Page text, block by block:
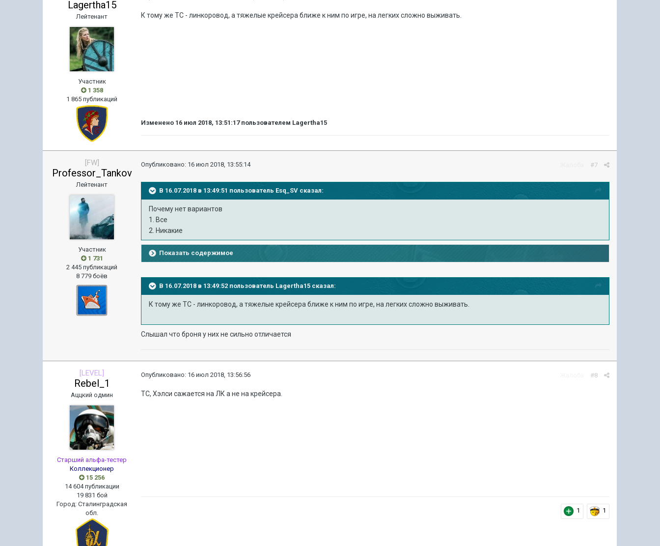
Lagertha15
Лейтенант
Участник
1 358
1 865 публикаций
К тому же ТС - линкоровод, а тяжелые крейсера ближе к ним по игре, на легких сложно выживать.
Изменено 16 июл 2018, 13:51:17пользователем Lagertha15
[FW]
Professor_Tankov
Лейтенант
Участник
1 731
2 445 публикаций
8 779 боёв
#7
Опубликовано: 16 июл 2018, 13:55:14
В 16.07.2018 в 13:49:51 пользователь Esq_SV сказал:
Почему нет вариантов
1. Все
2. Никакие
Показать содержимое
В 16.07.2018 в 13:49:52 пользователь Lagertha15 сказал:
К тому же ТС - линкоровод, а тяжелые крейсера ближе к ним по игре, на легких сложно выживать.
Слышал что броня у них не сильно отличается
[LEVEL]
Rebel_1
Аццкий одмин
Старший альфа-тестер
Коллекционер
15 256
14 604 публикации
19 831 бой
Город:Сталинградская
обл.
#8
Опубликовано: 16 июл 2018, 13:56:56
ТС, Хэлси сажается на ЛК а не на крейсера.
1 1